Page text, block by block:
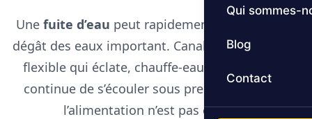
Qui sommes-
Blog
Contact
Une fuite d’eau peut rapidement provoquer un
dégât des eaux important. Canalisation fissurée,
flexible qui éclate, chauffe-eau qui fuit… l’eau
continue de s’écouler sous pression tant que
l’alimentation n’est pas coupée.